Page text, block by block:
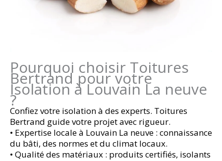
Pourquoi choisir Toitures
Bertrand pour votre
Isolation à Louvain La neuve
?
Confiez votre isolation à des experts. Toitures
Bertrand guide votre projet avec rigueur.
• Expertise locale à Louvain La neuve : connaissance
du bâti, des normes et du climat locaux.
• Qualité des matériaux : produits certifiés, isolants